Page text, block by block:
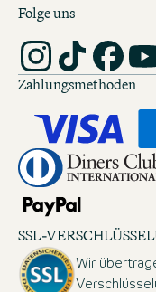
Folge uns
Zahlungsmethoden
SSL-
Wir